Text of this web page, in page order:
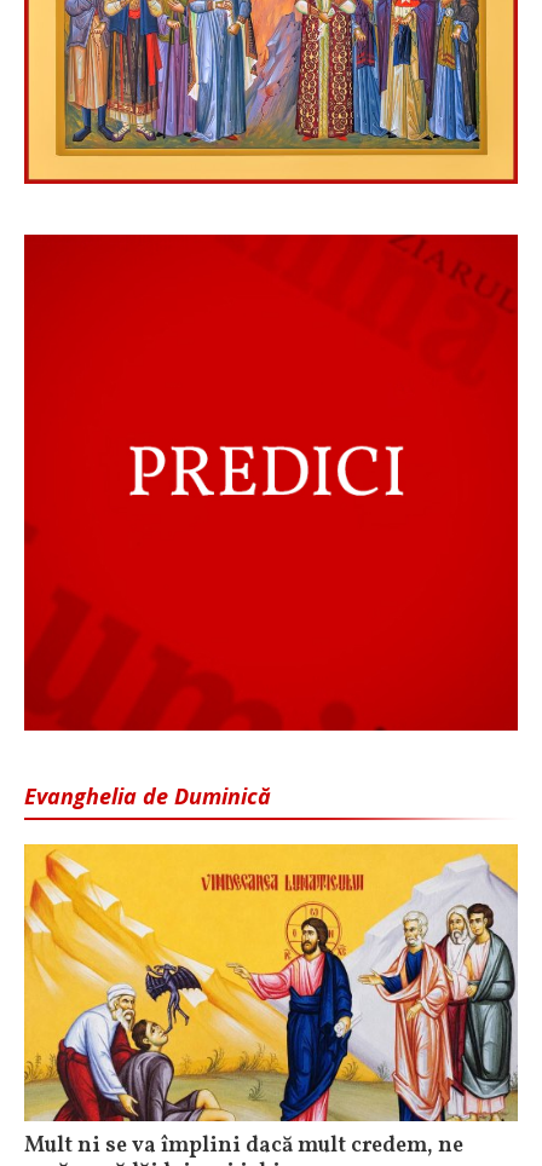
Evanghelia de Duminică
Mult ni se va împlini dacă mult credem, ne